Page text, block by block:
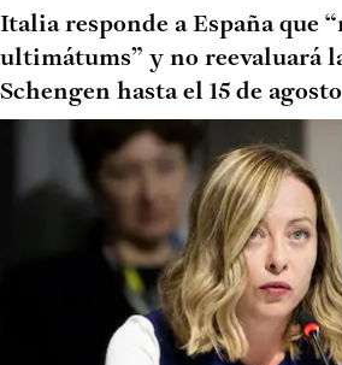
Italia responde a España que
ultimátums” y no reevaluará
Schengen hasta el 15 de agosto